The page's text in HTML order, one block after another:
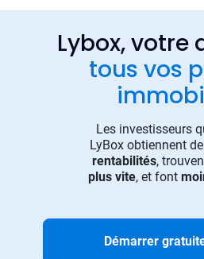
Lybox, votre
tous vos
Les investisseurs
LyBox obtiennent de
rentabilités,
plus vite, et font
Démarrer